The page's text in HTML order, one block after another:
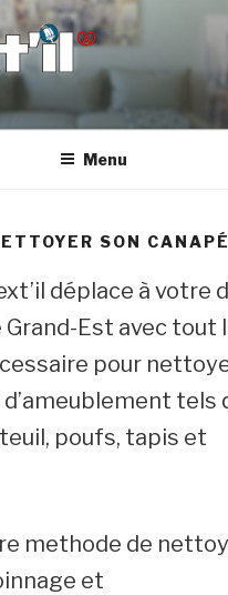
haut de gamme
Menu
SON CANAPÉ
déplace à votre
Est avec tout
pour
tels
poufs, tapis et
methode de
et